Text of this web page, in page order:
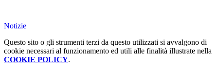
Notizie
Questo sito o gli strumenti terzi da questo utilizzati si avvalgono di
cookie necessari al funzionamento ed utili alle finalità illustrate nella
COOKIE POLICY.